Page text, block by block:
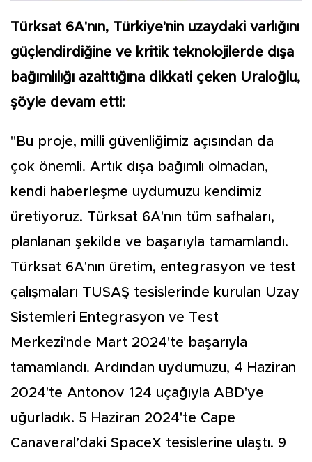
Türksat 6A'nın, Türkiye'nin uzaydaki varlığını
güçlendirdiğine ve kritik teknolojilerde dışa
bağımlılığı azalttığına dikkati çeken Uraloğlu,
şöyle devam etti:
"Bu proje, milli güvenliğimiz açısından da
çok önemli. Artık dışa bağımlı olmadan,
kendi haberleşme uydumuzu kendimiz
üretiyoruz. Türksat 6A'nın tüm safhaları,
planlanan şekilde ve başarıyla tamamlandı.
Türksat 6A'nın üretim, entegrasyon ve test
çalışmaları TUSAŞ tesislerinde kurulan Uzay
Sistemleri Entegrasyon ve Test
Merkezi'nde Mart 2024'te başarıyla
tamamlandı. Ardından uydumuzu, 4 Haziran
2024'te Antonov 124 uçağıyla ABD'ye
uğurladık. 5 Haziran 2024'te Cape
Canaveral’daki SpaceX tesislerine ulaştı. 9